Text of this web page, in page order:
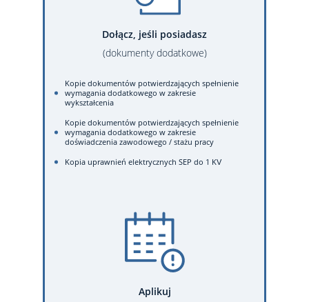
Dołącz, jeśli posiadasz
(dokumenty dodatkowe)
Kopie dokumentów potwierdzających spełnienie
wymagania dodatkowego w zakresie
wykształcenia
Kopie dokumentów potwierdzających spełnienie
wymagania dodatkowego w zakresie
doświadczenia zawodowego / stażu pracy
Kopia uprawnień elektrycznych SEP do 1 KV
Aplikuj